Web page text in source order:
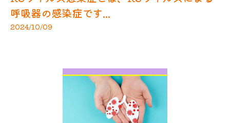
呼吸器の感染症です...
2024/10/09